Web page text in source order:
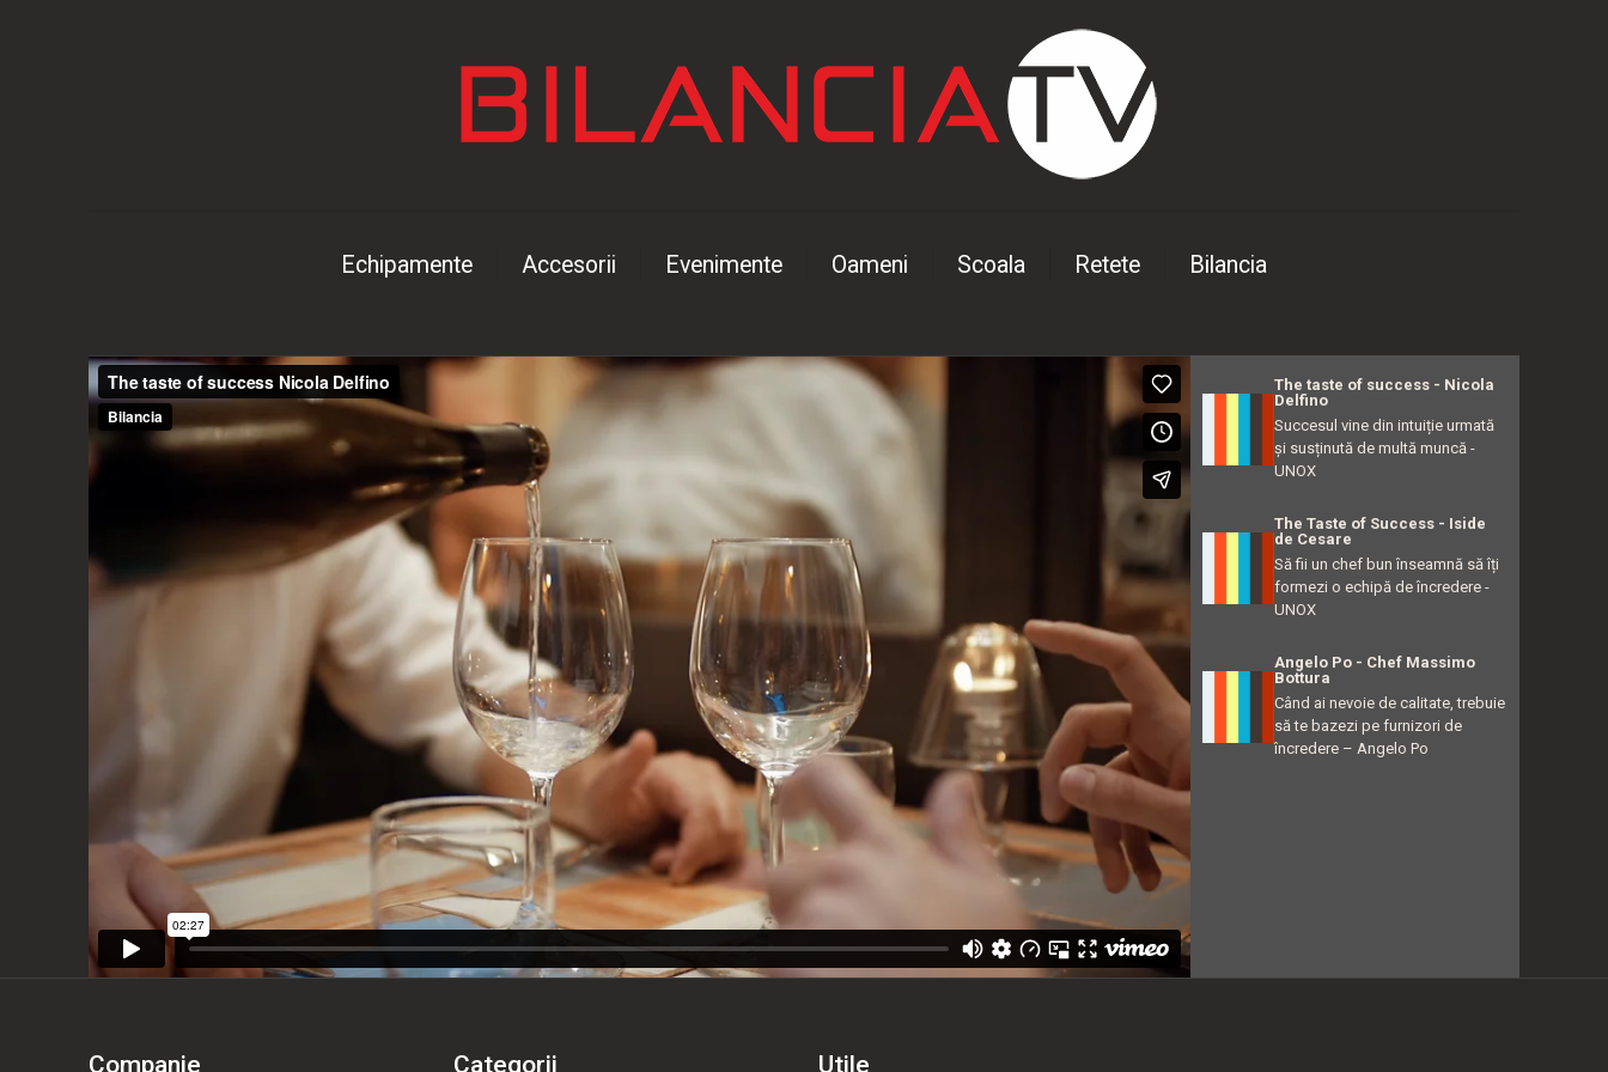
Echipamente Accesorii Evenimente Oameni Scoala Retete Bilancia
The taste of success - Nicola
Delfino
Succesul vine din intuiție urmată
și susținută de multă muncă -
UNOX
The Taste of Success - Iside
de Cesare
Să fii un chef bun înseamnă să îți
formezi o echipă de încredere -
UNOX
Angelo Po - Chef Massimo
Bottura
Când ai nevoie de calitate, trebuie
să te bazezi pe furnizori de
încredere – Angelo Po
Companie Categorii Utile